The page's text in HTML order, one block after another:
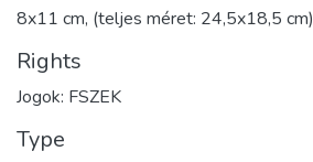
8x11 cm, (teljes méret: 24,5x18,5 cm)
Rights
Jogok: FSZEK
Type